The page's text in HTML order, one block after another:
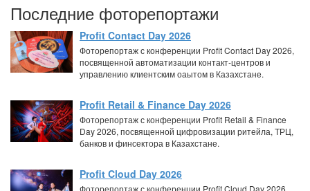
Последние фоторепортажи
Profit Contact Day 2026
Фоторепортаж с конференции Profit Contact Day 2026,
посвященной автоматизации контакт-центров и
управлению клиентским оаытом в Казахстане.
Profit Retail & Finance Day 2026
Фоторепортаж с конференции Profit Retail & Finance
Day 2026, посвященной цифровизации ритейла, ТРЦ,
банков и финсектора в Казахстане.
Profit Cloud Day 2026
Фоторепортаж с конференции Profit Cloud Day 2026,